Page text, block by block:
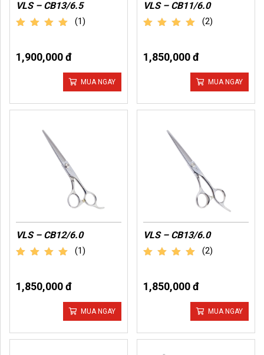
VLS – CB13/6.5
(1)
1,900,000 đ
MUA NGAY
VLS – CB11/6.0
(2)
1,850,000 đ
MUA NGAY
VLS – CB12/6.0
(1)
1,850,000 đ
MUA NGAY
VLS – CB13/6.0
(2)
1,850,000 đ
MUA NGAY